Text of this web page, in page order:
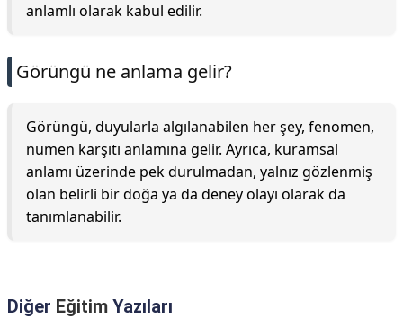
anlamlı olarak kabul edilir.
Görüngü ne anlama gelir?
Görüngü, duyularla algılanabilen her şey, fenomen,
numen karşıtı anlamına gelir. Ayrıca, kuramsal
anlamı üzerinde pek durulmadan, yalnız gözlenmiş
olan belirli bir doğa ya da deney olayı olarak da
tanımlanabilir.
Diğer Eğitim Yazıları